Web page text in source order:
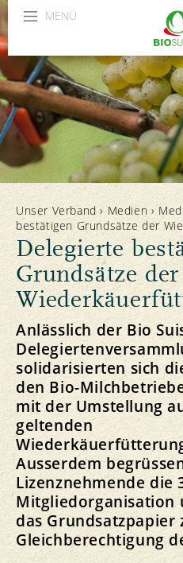
MENÜ
Unser Verband› Medien ›
bestätigen Grundsätze der
Delegierte
Grundsätze der
Anlässlich der Bio
solidarisierten sich
den Bio-
mit der Umstellung
geltenden
Ausserdem
Lizenznehmende die
Mitgliedorganisation
das Grundsatzpapier
Gleichberechtigung